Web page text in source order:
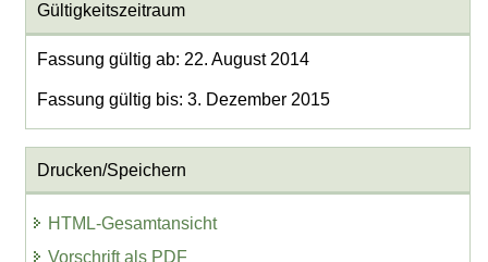
Gültigkeitszeitraum
Fassung gültig ab: 22. August 2014
Fassung gültig bis: 3. Dezember 2015
Drucken/Speichern
HTML-Gesamtansicht
Vorschrift als PDF